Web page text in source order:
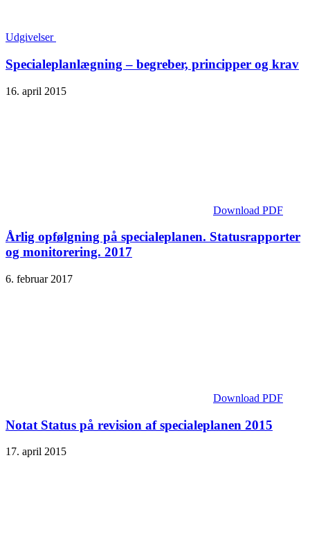
Udgivelser
Specialeplanlægning – begreber, principper og krav
16. april 2015
Download PDF
Årlig opfølgning på specialeplanen. Statusrapporter
og monitorering. 2017
6. februar 2017
Download PDF
Notat Status på revision af specialeplanen 2015
17. april 2015